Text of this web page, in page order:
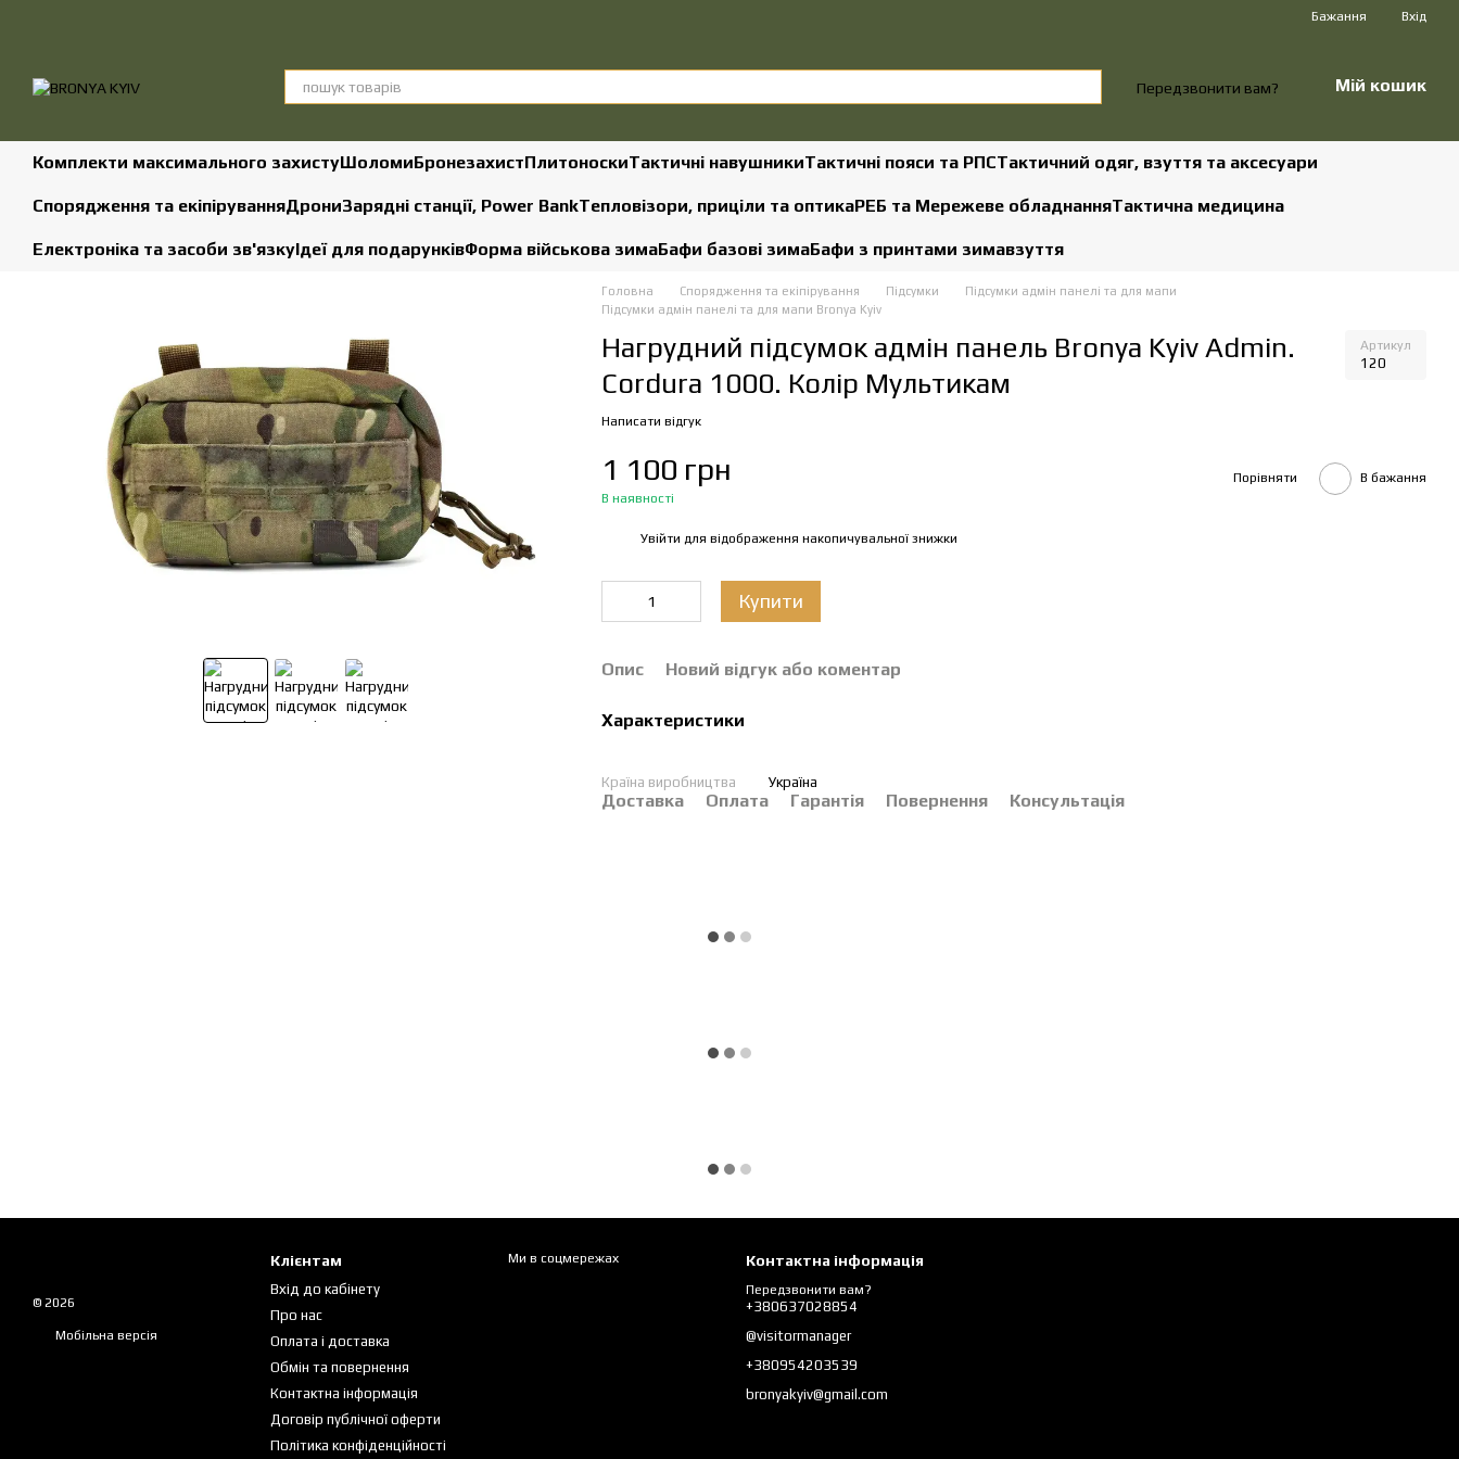
Бажання Вхід
Передзвонити вам? Мій кошик
Комплекти максимального захистуШоломиБронезахистПлитоноскиТактичні навушникиТактичні пояси та РПСТактичний одяг, взуття та аксесуари
Спорядження та екіпіруванняДрониЗарядні станції, Power BankТепловізори, приціли та оптикаРЕБ та Мережеве обладнанняТактична медицина
Електроніка та засоби зв'язкуІдеї для подарунківФорма військова зимаБафи базові зимаБафи з принтами зимавзуття
Головна Спорядження та екіпірування Підсумки
Підсумки адмін панелі та для мапи
Підсумки адмін панелі та для мапи Bronya Kyiv
Нагрудний підсумок адмін панель Bronya Kyiv Admin.
Cordura 1000. Колір Мультикам
Артикул
120
Написати відгук
1 100 грн
В наявності
Порівняти В бажання
Увійти для відображення накопичувальної знижки
Купити
Опис Новий відгук або коментар
Характеристики
Країна виробництва Україна
Доставка Оплата Гарантія Повернення Консультація
© 2026
Мобільна версія
Клієнтам
Вхід до кабінету
Про нас
Оплата і доставка
Обмін та повернення
Контактна інформація
Договір публічної оферти
Політика конфіденційності
Ми в соцмережах Контактна інформація
Передзвонити вам?
+380637028854
@visitormanager
+380954203539
bronyakyiv@gmail.com